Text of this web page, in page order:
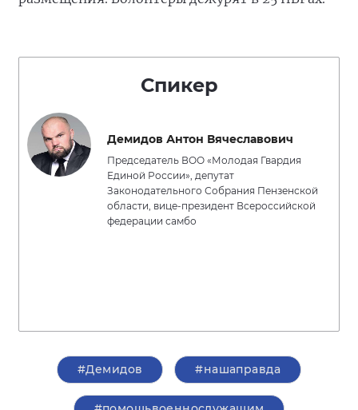
Спикер
Демидов Антон Вячеславович
Председатель ВОО «Молодая Гвардия
Единой России», депутат
Законодательного Собрания Пензенской
области, вице-президент Всероссийской
федерации самбо
#Демидов #нашаправда